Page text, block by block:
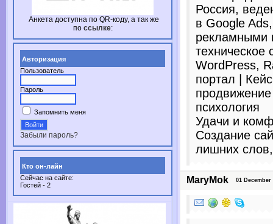
Анкета доступна по QR-коду, а так же
по ссылке:
Авторизация
Пользователь
Пароль
Запомнить меня
Забыли пароль?
Кто он-лайн
Сейчас на сайте:
Гостей - 2
Россия,
в Google
рекламными
техническое
WordPress,
портал |
психология
Удачи и
Создание
лишних
MaryMok 01 December